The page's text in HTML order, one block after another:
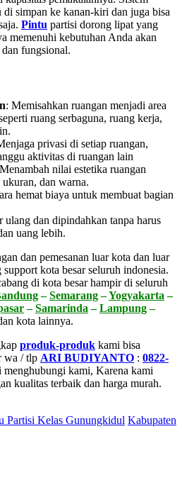
simpan ke kanan-kiri dan juga bisa
Pintu partisi dorong lipat yang
memenuhi kebutuhan Anda akan
fungsional.
: Memisahkan ruangan menjadi area
ruang serbaguna, ruang kerja,
privasi di setiap ruangan,
aktivitas di ruangan lain
Menambah nilai estetika ruangan
dan warna.
hemat biaya untuk membuat bagian
ulang dan dipindahkan tanpa harus
uang lebih.
dan pemesanan luar kota dan luar
kota besar seluruh indonesia.
di kota besar hampir di seluruh
–Semarang–Yogyakarta –
–Samarinda –Lampung–
kota lainnya.
produk-produk kami bisa
wa / tlp ARI BUDIYANTO : 0822-
menghubungi kami, Karena kami
kualitas terbaik dan harga murah.
Partisi Kelas Gunungkidul Kabupaten